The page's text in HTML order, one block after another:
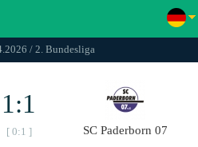
/ 2. Bundesliga
1:1
[ 0:1 ] SC Paderborn 07